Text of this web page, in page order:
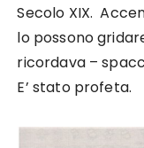
Secolo XIX.
lo possono
ricordava –
E’ stato profeta.